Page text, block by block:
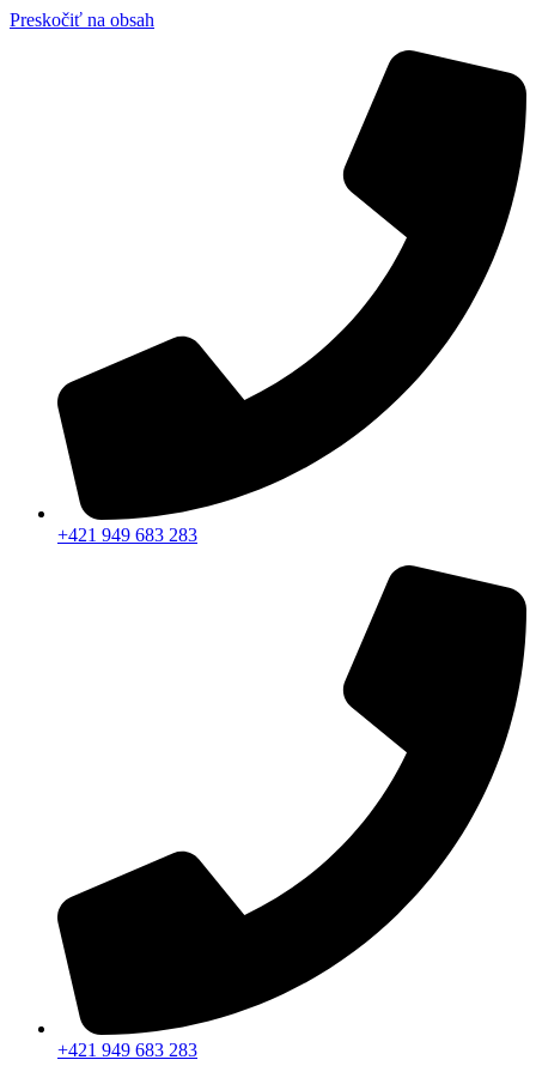
Preskočiť na obsah
+421 949 683 283
+421 949 683 283